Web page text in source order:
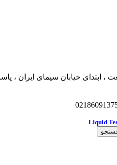
ابتدای خیابان سیمای ایران ،
Liquid